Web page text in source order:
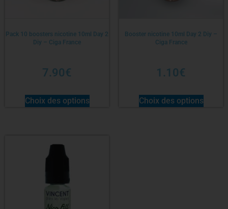
Pack 10 boosters nicotine 10ml Day 2
Diy – Ciga France
7.90€
Choix des options
Booster nicotine 10ml Day 2 Diy –
Ciga France
1.10€
Choix des options